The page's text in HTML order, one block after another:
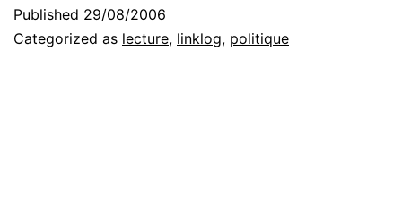
Published 29/08/2006
Categorized as lecture, linklog, politique